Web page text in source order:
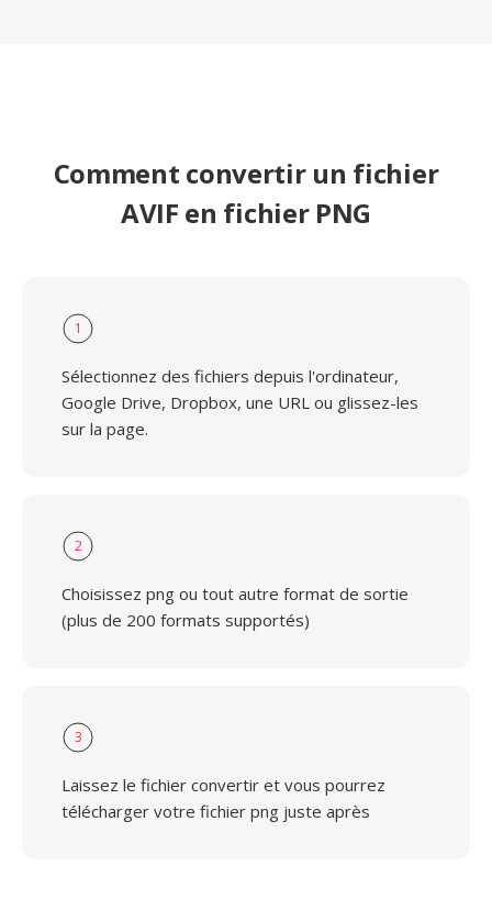
Comment convertir un fichier
AVIF en fichier PNG
1
Sélectionnez des fichiers depuis l'ordinateur,
Google Drive, Dropbox, une URL ou glissez-les
sur la page.
2
Choisissez png ou tout autre format de sortie
(plus de 200 formats supportés)
3
Laissez le fichier convertir et vous pourrez
télécharger votre fichier png juste après